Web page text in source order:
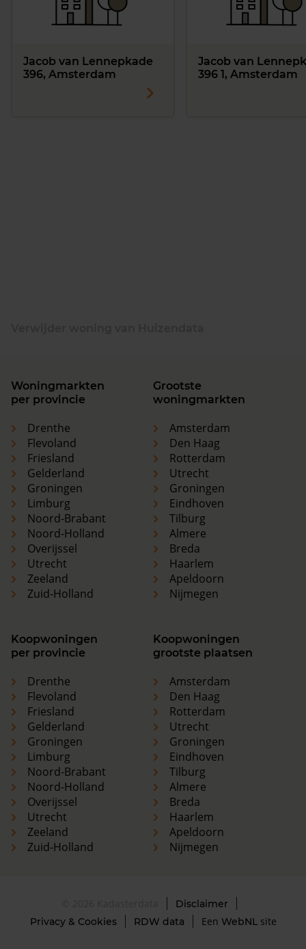
Jacob van Lennepkade
396, Amsterdam
Jacob van
396 1, Amsterdam
Woningmarkten
per provincie
Drenthe
Flevoland
Friesland
Gelderland
Groningen
Limburg
Noord-Brabant
Noord-Holland
Overijssel
Utrecht
Zeeland
Zuid-Holland
Grootste
woningmarkten
Amsterdam
Den Haag
Rotterdam
Utrecht
Groningen
Eindhoven
Tilburg
Almere
Breda
Haarlem
Apeldoorn
Nijmegen
Koopwoningen
per provincie
Drenthe
Flevoland
Friesland
Gelderland
Groningen
Limburg
Noord-Brabant
Noord-Holland
Overijssel
Utrecht
Zeeland
Zuid-Holland
Koopwoningen
grootste plaatsen
Amsterdam
Den Haag
Rotterdam
Utrecht
Groningen
Eindhoven
Tilburg
Almere
Breda
Haarlem
Apeldoorn
Nijmegen
Disclaimer
Privacy & Cookies
RDW data Een WebNLsite